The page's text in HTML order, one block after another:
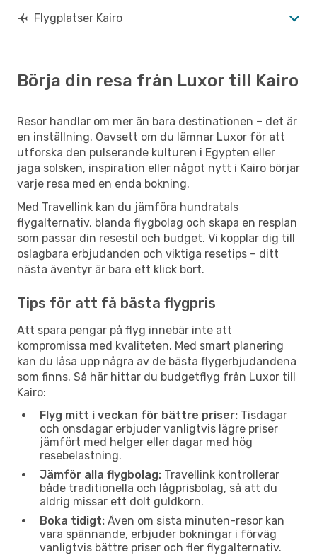
Flygplatser Kairo
Börja din resa från Luxor till Kairo
Resor handlar om mer än bara destinationen – det är
en inställning. Oavsett om du lämnar Luxor för att
utforska den pulserande kulturen i Egypten eller
jaga solsken, inspiration eller något nytt i Kairo börjar
varje resa med en enda bokning.
Med Travellink kan du jämföra hundratals
flygalternativ, blanda flygbolag och skapa en resplan
som passar din resestil och budget. Vi kopplar dig till
oslagbara erbjudanden och viktiga resetips – ditt
nästa äventyr är bara ett klick bort.
Tips för att få bästa flygpris
Att spara pengar på flyg innebär inte att
kompromissa med kvaliteten. Med smart planering
kan du låsa upp några av de bästa flygerbjudandena
som finns. Så här hittar du budgetflyg från Luxor till
Kairo:
Flyg mitt i veckan för bättre priser: Tisdagar
och onsdagar erbjuder vanligtvis lägre priser
jämfört med helger eller dagar med hög
resebelastning.
Jämför alla flygbolag: Travellink kontrollerar
både traditionella och lågprisbolag, så att du
aldrig missar ett dolt guldkorn.
Boka tidigt: Även om sista minuten-resor kan
vara spännande, erbjuder bokningar i förväg
vanligtvis bättre priser och fler flygalternativ.